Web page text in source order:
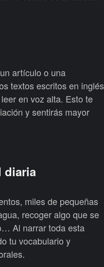
artículo o una
textos escritos en inglés
en voz alta. Esto te
y sentirás mayor
diaria
miles de pequeñas
recoger algo que se
Al narrar toda esta
tu vocabulario y